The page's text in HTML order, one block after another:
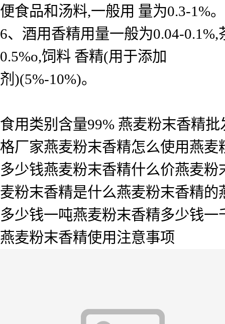
便食品和汤料,一般用 量为0.3-1%。
6、酒用香精用量一般为0.04-
0.5%o,饲料 香精(用于添加
剂)(5%-10%)。
食用类别含量99% 燕麦粉末香精
格厂家燕麦粉末香精怎么使用燕
多少钱燕麦粉末香精什么价燕麦
麦粉末香精是什么燕麦粉末香精
多少钱一吨燕麦粉末香精多少钱
燕麦粉末香精使用注意事项